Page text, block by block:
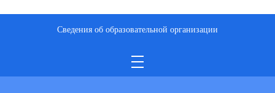
Сведения об образовательной организации